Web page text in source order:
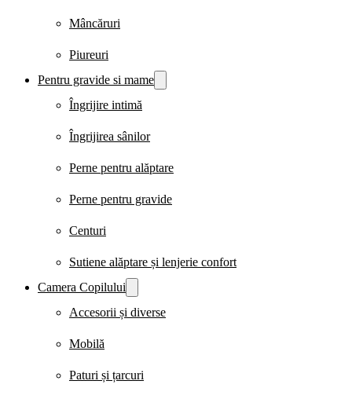
Mâncăruri
Piureuri
Pentru gravide si mame
Îngrijire intimă
Îngrijirea sânilor
Perne pentru alăptare
Perne pentru gravide
Centuri
Sutiene alăptare și lenjerie confort
Camera Copilului
Accesorii și diverse
Mobilă
Paturi și țarcuri